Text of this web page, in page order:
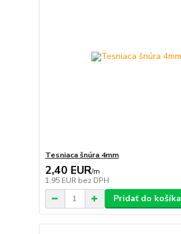
Tesniaca šnúra 4mm
2,40 EUR/m
1,95 EUR bez DPH
Pridať do košíka